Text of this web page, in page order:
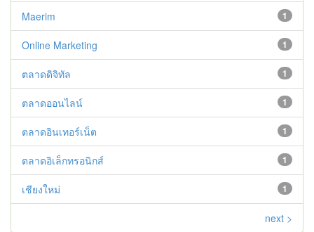
1
Maerim
1
Online Marketing
1
ตลาดดิจิทัล
1
ตลาดออนไลน์
1
ตลาดอินเทอร์เน็ต
1
ตลาดอิเล็กทรอนิกส์
1
เชียงใหม่
next >